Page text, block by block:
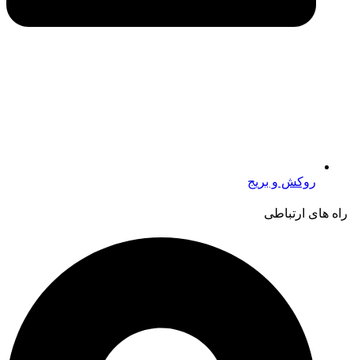
روکش و بریج
راه های ارتباطی